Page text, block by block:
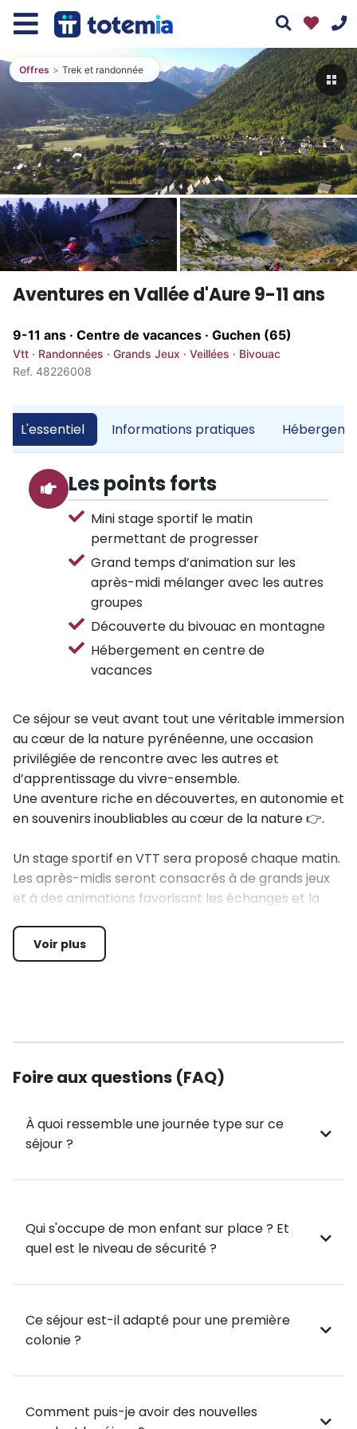
01 76 38 10 92
Du lundi au vendredi : 9h30-13h et 14h-19h
Le samedi : 10h-17h
Tous nos moyens de contact
Offres Trek et randonnée
Aventures en Vallée d'Aure 9-11 ans
9-11 ans · Centre de vacances · Guchen (65)
Vtt · Randonnées · Grands Jeux · Veillées · Bivouac
Ref. 48226008
L'essentiel Informations pratiques
Les points forts
Mini stage sportif le matin
permettant de progresser
Grand temps d’animation sur les
après-midi mélanger avec les autres
groupes
Découverte du bivouac en montagne
Hébergement en centre de
vacances
Ce séjour se veut avant tout une véritable immersion
au cœur de la nature pyrénéenne, une occasion
privilégiée de rencontre avec les autres et
d’apprentissage du vivre-ensemble.
Une aventure riche en découvertes, en autonomie et
en souvenirs inoubliables au cœur de la nature 👉.
Un stage sportif en VTT sera proposé chaque matin.
Les après-midis seront consacrés à de grands jeux
et à des animations favorisant les échanges et la
En milieu de semaine, une première expérience de
Au programme sportif 🧗:
Randonnée itinérante sur 2 jours
Autres temps forts🎉 :
Grands jeux
Veillées
Animations et temps forts de vie collective
Jour 1 : Arrivée
Rendez-vous à 14h00 au centre de Guchen.
Jour 2 & 3 : Stage et animation
2h30 de VTT en mode randonnée assurer par un
Les après-midis :
Voir plus
Foire aux questions (FAQ)
À quoi ressemble une journée type sur ce
séjour ?
Qui s'occupe de mon enfant sur place ? Et
quel est le niveau de sécurité ?
Ce séjour est-il adapté pour une première
colonie ?
Comment puis-je avoir des nouvelles
AssistantTotemia
En ligne
Bonjour ! 👋 Je suis l'assistant Totemia.
Posez-moi vos questions sur nos
séjours !